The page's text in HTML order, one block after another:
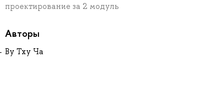
проектирование за 2 модуль
Авторы
Ву Тху Ча